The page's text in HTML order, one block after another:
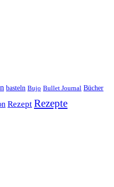
basteln Bujo Bullet Journal Bücher
Rezept Rezepte